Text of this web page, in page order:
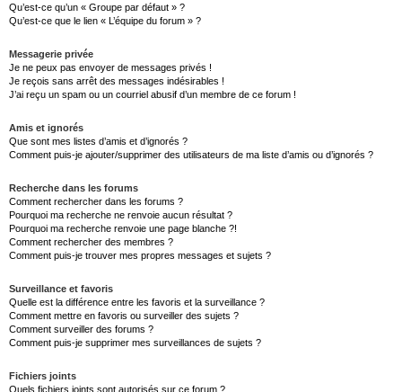
Qu’est-ce qu’un « Groupe par défaut » ?
Qu’est-ce que le lien « L’équipe du forum » ?
Messagerie privée
Je ne peux pas envoyer de messages privés !
Je reçois sans arrêt des messages indésirables !
J’ai reçu un spam ou un courriel abusif d’un membre de ce forum !
Amis et ignorés
Que sont mes listes d’amis et d’ignorés ?
Comment puis-je ajouter/supprimer des utilisateurs de ma liste d’amis ou d’ignorés ?
Recherche dans les forums
Comment rechercher dans les forums ?
Pourquoi ma recherche ne renvoie aucun résultat ?
Pourquoi ma recherche renvoie une page blanche ?!
Comment rechercher des membres ?
Comment puis-je trouver mes propres messages et sujets ?
Surveillance et favoris
Quelle est la différence entre les favoris et la surveillance ?
Comment mettre en favoris ou surveiller des sujets ?
Comment surveiller des forums ?
Comment puis-je supprimer mes surveillances de sujets ?
Fichiers joints
Quels fichiers joints sont autorisés sur ce forum ?